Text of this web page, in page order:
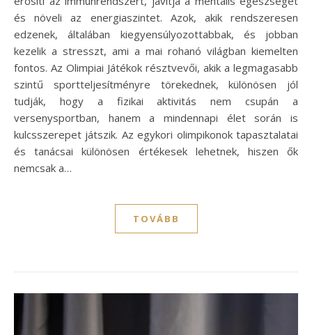
és növeli az energiaszintet. Azok, akik rendszeresen
edzenek, általában kiegyensúlyozottabbak, és jobban
kezelik a stresszt, ami a mai rohanó világban kiemelten
fontos. Az Olimpiai Játékok résztvevői, akik a legmagasabb
szintű sportteljesítményre törekednek, különösen jól
tudják, hogy a fizikai aktivitás nem csupán a
versenysportban, hanem a mindennapi élet során is
kulcsszerepet játszik. Az egykori olimpikonok tapasztalatai
és tanácsai különösen értékesek lehetnek, hiszen ők
nemcsak a…
TOVÁBB